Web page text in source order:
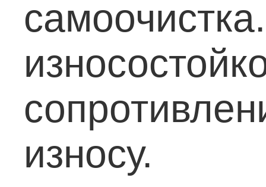
самоочистка.
износу.